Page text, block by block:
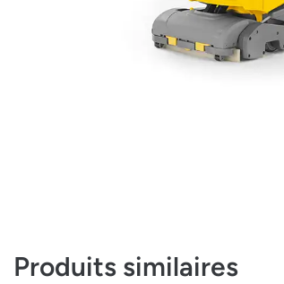
Produits similaires